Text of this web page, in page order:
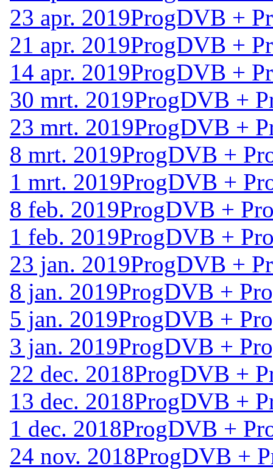
23 apr. 2019ProgDVB +
21 apr. 2019ProgDVB +
14 apr. 2019ProgDVB +
30 mrt. 2019ProgDVB +
23 mrt. 2019ProgDVB +
8 mrt. 2019ProgDVB +
1 mrt. 2019ProgDVB +
8 feb. 2019ProgDVB +
1 feb. 2019ProgDVB +
23 jan. 2019ProgDVB +
8 jan. 2019ProgDVB +
5 jan. 2019ProgDVB +
3 jan. 2019ProgDVB +
22 dec. 2018ProgDVB +
13 dec. 2018ProgDVB +
1 dec. 2018ProgDVB +
24 nov. 2018ProgDVB +